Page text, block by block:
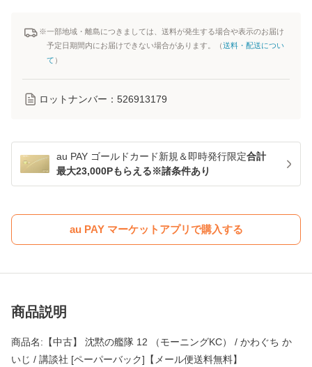
※一部地域・離島につきましては、送料が発生する場合や表示のお届け
予定日期間内にお届けできない場合があります。（送料・配送につい
て ）
ロットナンバー： 526913179
au PAY ゴールドカード新規＆即時発行限定合計
最大23,000Pもらえる※諸条件あり
au PAY マーケットアプリで購入する
商品説明
商品名:【中古】 沈黙の艦隊 12 （モーニングKC） / かわぐち か
いじ / 講談社 [ペーパーバック]【メール便送料無料】